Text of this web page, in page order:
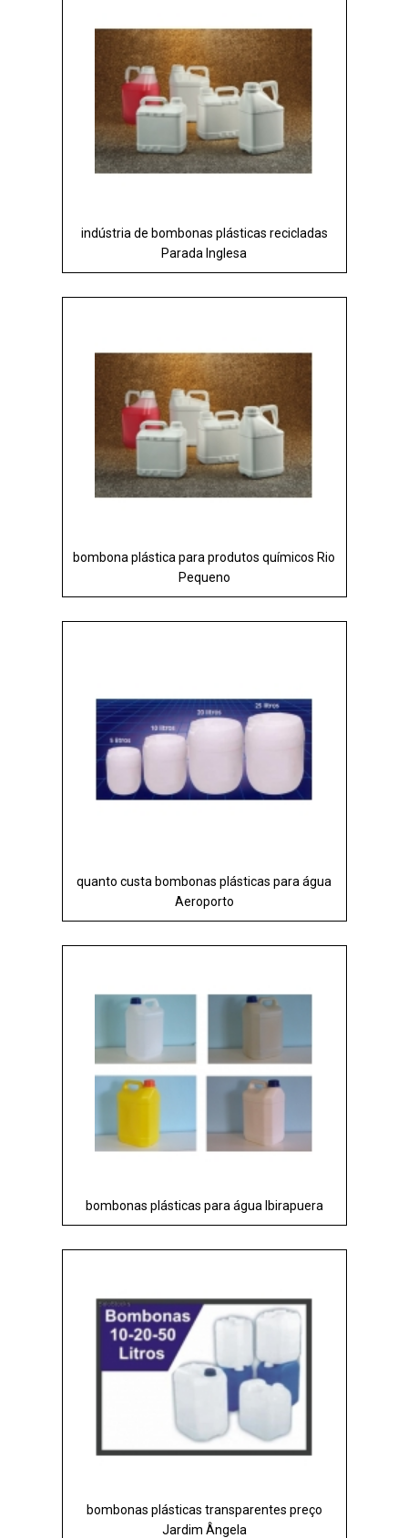
indústria de bombonas plásticas recicladas
Parada Inglesa
bombona plástica para produtos químicos Rio
Pequeno
quanto custa bombonas plásticas para água
Aeroporto
bombonas plásticas para água Ibirapuera
bombonas plásticas transparentes preço
Jardim Ângela